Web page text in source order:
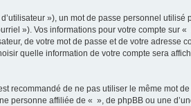
»), un mot de passe personnel
»). Vos informations pour votre compte sur
de votre mot de passe et de votre adresse
quelle information de votre compte sera
recommandé de ne pas utiliser le même mot
personne affiliée de « », de phpBB ou une